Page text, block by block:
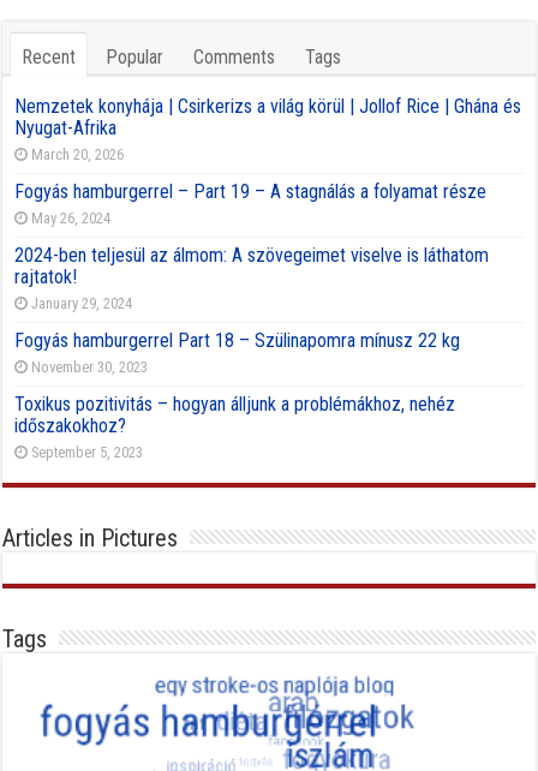
Recent Popular Comments Tags
Nemzetek konyhája | Csirkerizs a világ körül | Jollof Rice | Ghána és
Nyugat-Afrika
March 20, 2026
Fogyás hamburgerrel – Part 19 – A stagnálás a folyamat része
May 26, 2024
2024-ben teljesül az álmom: A szövegeimet viselve is láthatom
rajtatok!
January 29, 2024
Fogyás hamburgerrel Part 18 – Szülinapomra mínusz 22 kg
November 30, 2023
Toxikus pozitivitás – hogyan álljunk a problémákhoz, nehéz
időszakokhoz?
September 5, 2023
Articles in Pictures
Tags